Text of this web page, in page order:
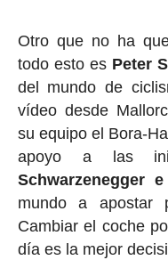
Otro que no ha
todo esto es Peter
del mundo de
vídeo desde
su equipo el Bora-
apoyo a las
Schwarzenegger
mundo a apostar
Cambiar el coche
día es la mejor